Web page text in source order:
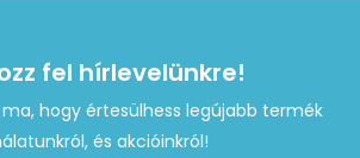
fel hírlevelünkre!
hogy értesülhess legújabb termék
és akcióinkról!